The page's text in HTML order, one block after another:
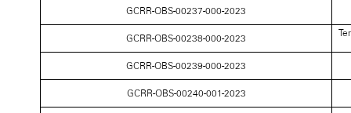
GCRR-OBS-00237-000-2023
GCRR-OBS-00238-000-2023
GCRR-OBS-00239-000-2023
GCRR-OBS-00240-001-2023